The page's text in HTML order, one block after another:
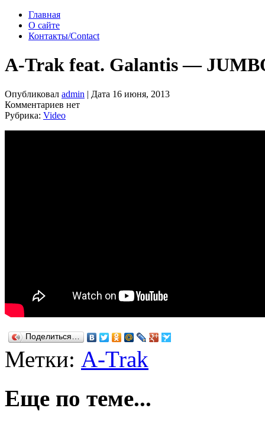
Главная
О сайте
Контакты/Contact
A-Trak feat. Galantis —
Опубликовал admin | Дата 16 июня, 2013
Комментариев нет
Рубрика: Video
Поделиться…
Метки: A-Trak
Еще по теме...